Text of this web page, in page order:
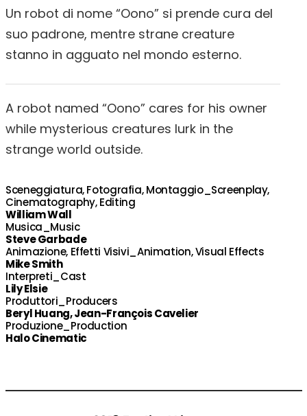
Un robot di nome “Oono” si prende cura del
suo padrone, mentre strane creature
stanno in agguato nel mondo esterno.
A robot named “Oono” cares for his owner
while mysterious creatures lurk in the
strange world outside.
Sceneggiatura, Fotografia, Montaggio_Screenplay,
Cinematography, Editing
William Wall
Musica_Music
Steve Garbade
Animazione, Effetti Visivi_Animation, Visual Effects
Mike Smith
Interpreti_Cast
Lily Elsie
Produttori_Producers
Beryl Huang, Jean-François Cavelier
Produzione_Production
Halo Cinematic